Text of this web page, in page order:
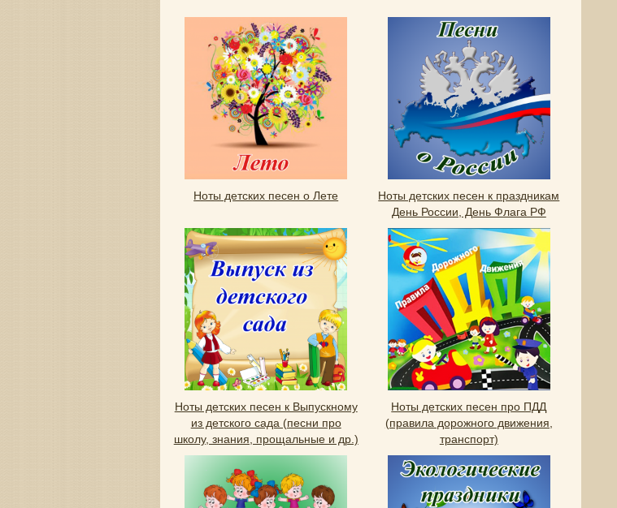
Ноты детских песен о Лете
Ноты детских песен к праздникам
День России, День Флага РФ
Ноты детских песен к Выпускному
из детского сада (песни про
школу, знания, прощальные и др.)
Ноты детских песен про ПДД
(правила дорожного движения,
транспорт)